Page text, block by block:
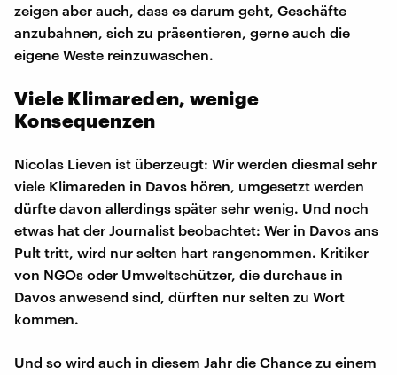
zeigen aber auch, dass es darum geht, Geschäfte
anzubahnen, sich zu präsentieren, gerne auch die
eigene Weste reinzuwaschen.
Viele Klimareden, wenige
Konsequenzen
Nicolas Lieven ist überzeugt: Wir werden diesmal sehr
viele Klimareden in Davos hören, umgesetzt werden
dürfte davon allerdings später sehr wenig. Und noch
etwas hat der Journalist beobachtet: Wer in Davos ans
Pult tritt, wird nur selten hart rangenommen. Kritiker
von NGOs oder Umweltschützer, die durchaus in
Davos anwesend sind, dürften nur selten zu Wort
kommen.
Und so wird auch in diesem Jahr die Chance zu einem